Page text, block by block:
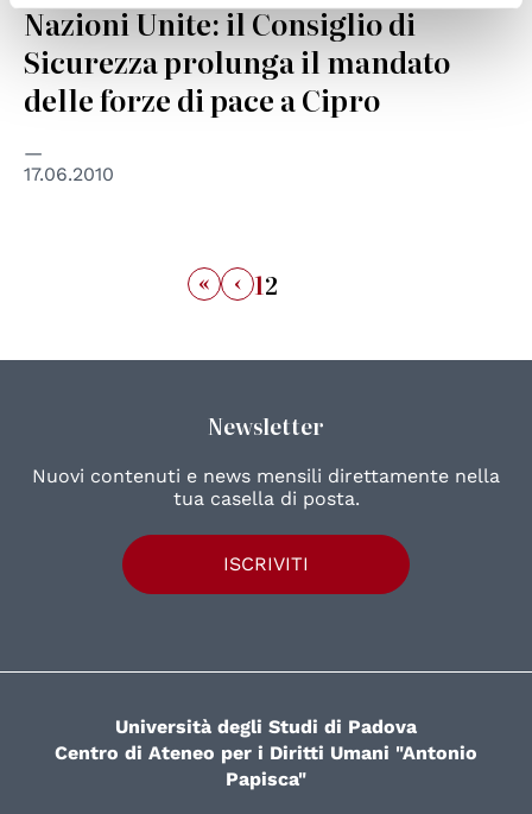
Nazioni Unite: il Consiglio di
Sicurezza prolunga il mandato
delle forze di pace a Cipro
17.06.2010
« ‹ 12
Newsletter
Nuovi contenuti e news mensili direttamente nella
tua casella di posta.
ISCRIVITI
Università degli Studi di Padova
Centro di Ateneo per i Diritti Umani "Antonio
Papisca"